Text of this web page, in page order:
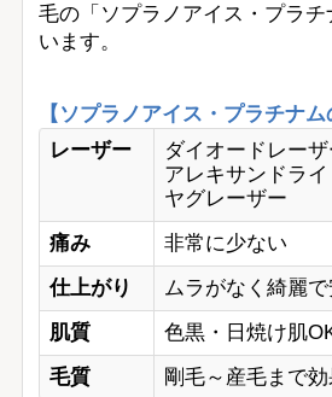
毛の「ソプラノアイス・プラ
います。
【ソプラノアイス・プラチナム
レーザー
ダイオードレーザ
アレキサンドラ
ヤグレーザー
痛み
非常に少ない
仕上がり
ムラがなく綺麗
肌質
色黒・日焼け肌
毛質
剛毛～産毛まで